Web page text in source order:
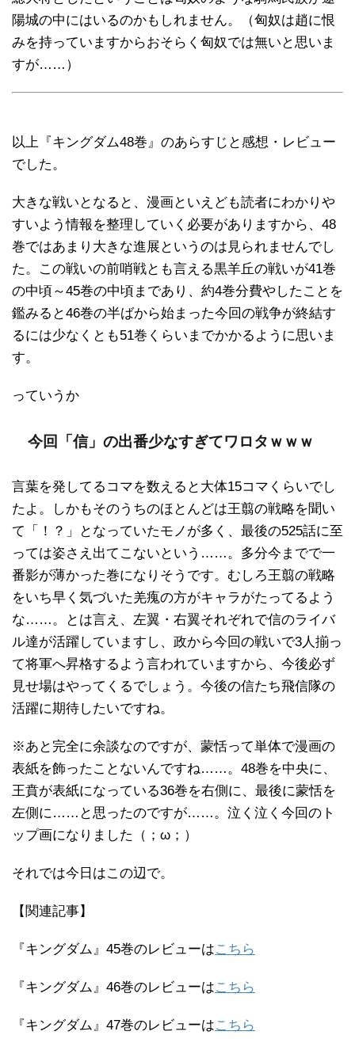
陽城の中にはいるのかもしれません。（匈奴は趙に恨
みを持っていますからおそらく匈奴では無いと思いま
すが……）
以上『キングダム48巻』のあらすじと感想・レビュー
でした。
大きな戦いとなると、漫画といえども読者にわかりや
すいよう情報を整理していく必要がありますから、48
巻ではあまり大きな進展というのは見られませんでし
た。この戦いの前哨戦とも言える黒羊丘の戦いが41巻
の中頃～45巻の中頃まであり、約4巻分費やしたことを
鑑みると46巻の半ばから始まった今回の戦争が終結す
るには少なくとも51巻くらいまでかかるように思いま
す。
っていうか
今回「信」の出番少なすぎてワロタｗｗｗ
言葉を発してるコマを数えると大体15コマくらいでし
たよ。しかもそのうちのほとんどは王翦の戦略を聞い
て「！？」となっていたモノが多く、最後の525話に至
っては姿さえ出てこないという……。多分今までで一
番影が薄かった巻になりそうです。むしろ王翦の戦略
をいち早く気づいた羌瘣の方がキャラがたってるよう
な……。とは言え、左翼・右翼それぞれで信のライバ
ル達が活躍していますし、政から今回の戦いで3人揃っ
て将軍へ昇格するよう言われていますから、今後必ず
見せ場はやってくるでしょう。今後の信たち飛信隊の
活躍に期待したいですね。
※あと完全に余談なのですが、蒙恬って単体で漫画の
表紙を飾ったことないんですね……。48巻を中央に、
王賁が表紙になっている36巻を右側に、最後に蒙恬を
左側に……と思ったのですが……。泣く泣く今回のト
ップ画になりました（；ω；）
それでは今日はこの辺で。
【関連記事】
『キングダム』45巻のレビューはこちら
『キングダム』46巻のレビューはこちら
『キングダム』47巻のレビューはこちら